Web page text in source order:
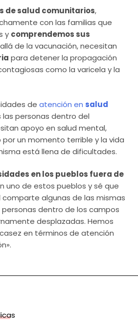
de salud comunitarios,
con las familias que
y comprendemos sus
de la vacunación, necesitan
para detener la propagación
como la varicela y la
de atención en salud
las personas dentro del
apoyo en salud mental,
un momento terrible y la vida
está llena de dificultades.
en los pueblos fuera de
uno de estos pueblos y sé que
algunas de las mismas
dentro de los campos
desplazadas. Hemos
en términos de atención